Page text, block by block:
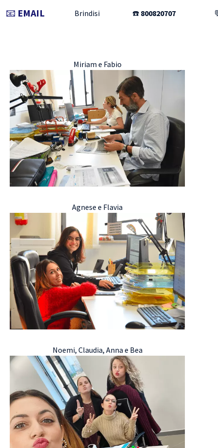
📧 EMAIL Brindisi ☎️ 800820707
Miriam e Fabio
Agnese e Flavia
Noemi, Claudia, Anna e Bea